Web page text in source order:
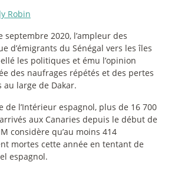
Robin
septembre 2020, l’ampleur des
d’émigrants du Sénégal vers les îles
les politiques et ému l’opinion
des naufrages répétés et des pertes
large de Dakar.
de l’Intérieur espagnol, plus de 16 700
aux Canaries depuis le début de
considère qu’au moins 414
mortes cette année en tentant de
espagnol.